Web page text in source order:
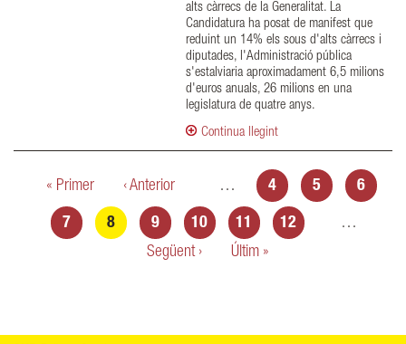
alts càrrecs de la Generalitat. La
Candidatura ha posat de manifest que
reduint un 14% els sous d'alts càrrecs i
diputades, l'Administració pública
s'estalviaria aproximadament 6,5 milions
d'euros anuals, 26 milions en una
legislatura de quatre anys.
Continua llegint
Pàgines
« Primer ‹ Anterior … 4 5 6
7 8 9 10 11 12
…
Següent ›
Últim »